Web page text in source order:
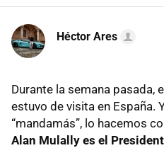
Héctor Ares
Durante la semana pasada,
estuvo de visita en España.
“mandamás”, lo hacemos
Alan Mulally es el